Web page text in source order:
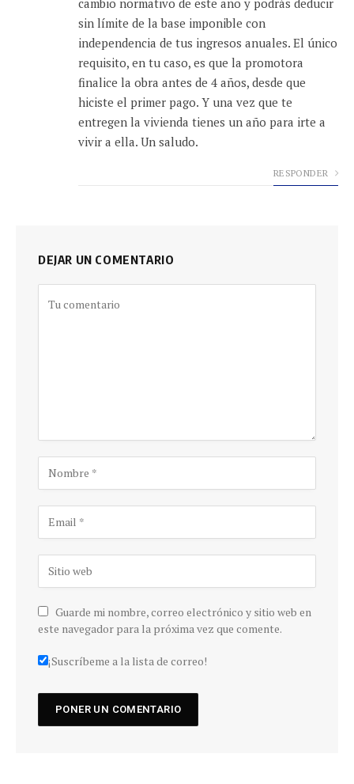
sin límite de la base imponible con
independencia de tus ingresos anuales. El único
requisito, en tu caso, es que la promotora
finalice la obra antes de 4 años, desde que
hiciste el primer pago. Y una vez que te
entregen la vivienda tienes un año para irte a
vivir a ella. Un saludo.
RESPONDER
DEJAR UN COMENTARIO
Guarde mi nombre, correo electrónico y sitio web en
este navegador para la próxima vez que comente.
¡Suscríbeme a la lista de correo!